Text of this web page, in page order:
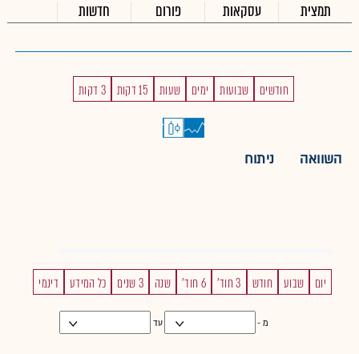
תמצית עסקאות פורום חדשות
חודשים שבועות ימים שעות 15 דקות 3 דקות
השוואה ניתוח
יום שבוע חודש 3 חוד' 6 חוד' שנה 3 שנים כל המידע דינמי
מ - עד